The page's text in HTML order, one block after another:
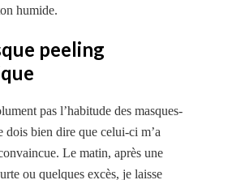
humide.
peeling
pas l’habitude des masques-
dois bien dire que celui-ci m’a
Le matin, après une
ou quelques excès, je laisse